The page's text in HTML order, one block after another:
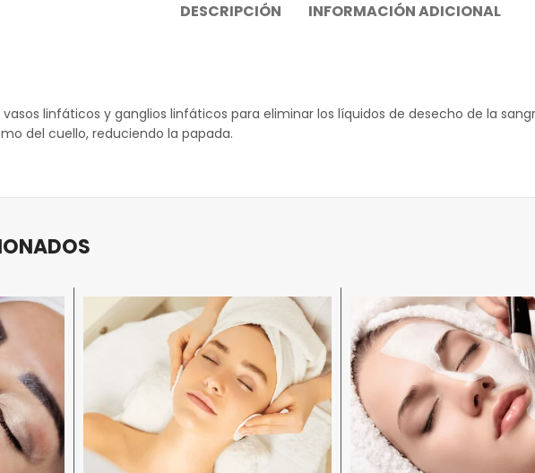
DESCRIPCIÓN INFORMACIÓN ADICIONAL
linfáticos y ganglios linfáticos para eliminar los líquidos de desecho de la
del cuello, reduciendo la papada.